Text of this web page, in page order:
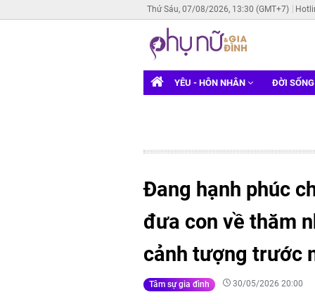
Thứ Sáu, 07/08/2026, 13:30 (GMT+7)
YÊU - HÔN NHÂN ĐỜI
Đang hạnh phúc
đưa con về thăm
cảnh tượng trước
Tâm sự gia đình 30/05/2026 20:00